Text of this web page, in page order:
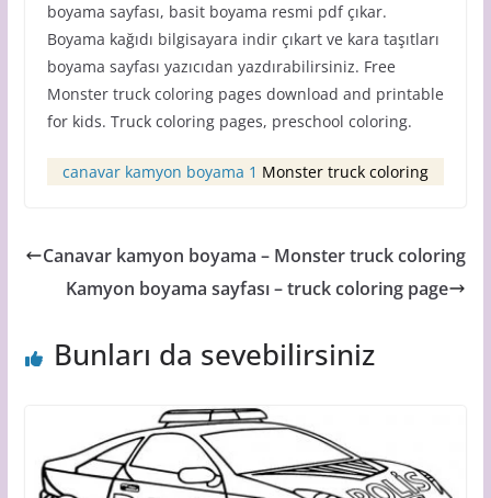
boyama sayfası, basit boyama resmi pdf çıkar.
Boyama kağıdı bilgisayara indir çıkart ve kara taşıtları
boyama sayfası yazıcıdan yazdırabilirsiniz. Free
Monster truck coloring pages download and printable
for kids. Truck coloring pages, preschool coloring.
canavar kamyon boyama 1 Monster truck coloring
Canavar kamyon boyama – Monster truck coloring
Kamyon boyama sayfası – truck coloring page
Bunları da sevebilirsiniz